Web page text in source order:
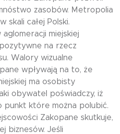
zasobów. Metropolia
skali całej Polski.
miejskiej
na rzecz
Walory wizualne
wpływają na to, że
ma osobisty
obywatel poświadczy, iż
punkt które można polubić.
Zakopane skutkuje,
biznesów. Jeśli